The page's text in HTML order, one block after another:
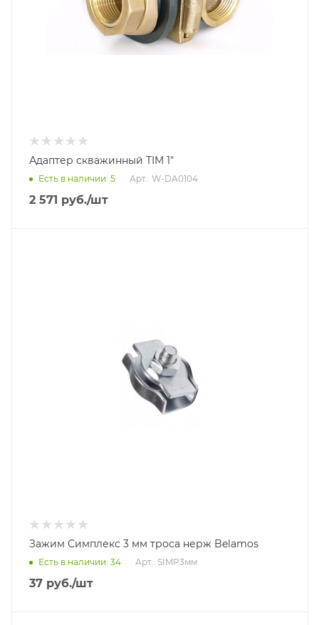
Адаптер скважинный TIM 1"
Есть в наличии: 5 Арт.: W-DA0104
2 571 руб./шт
Зажим Симплекс 3 мм троса нерж Belamos
Есть в наличии: 34 Арт.: SIMP3мм
37 руб./шт